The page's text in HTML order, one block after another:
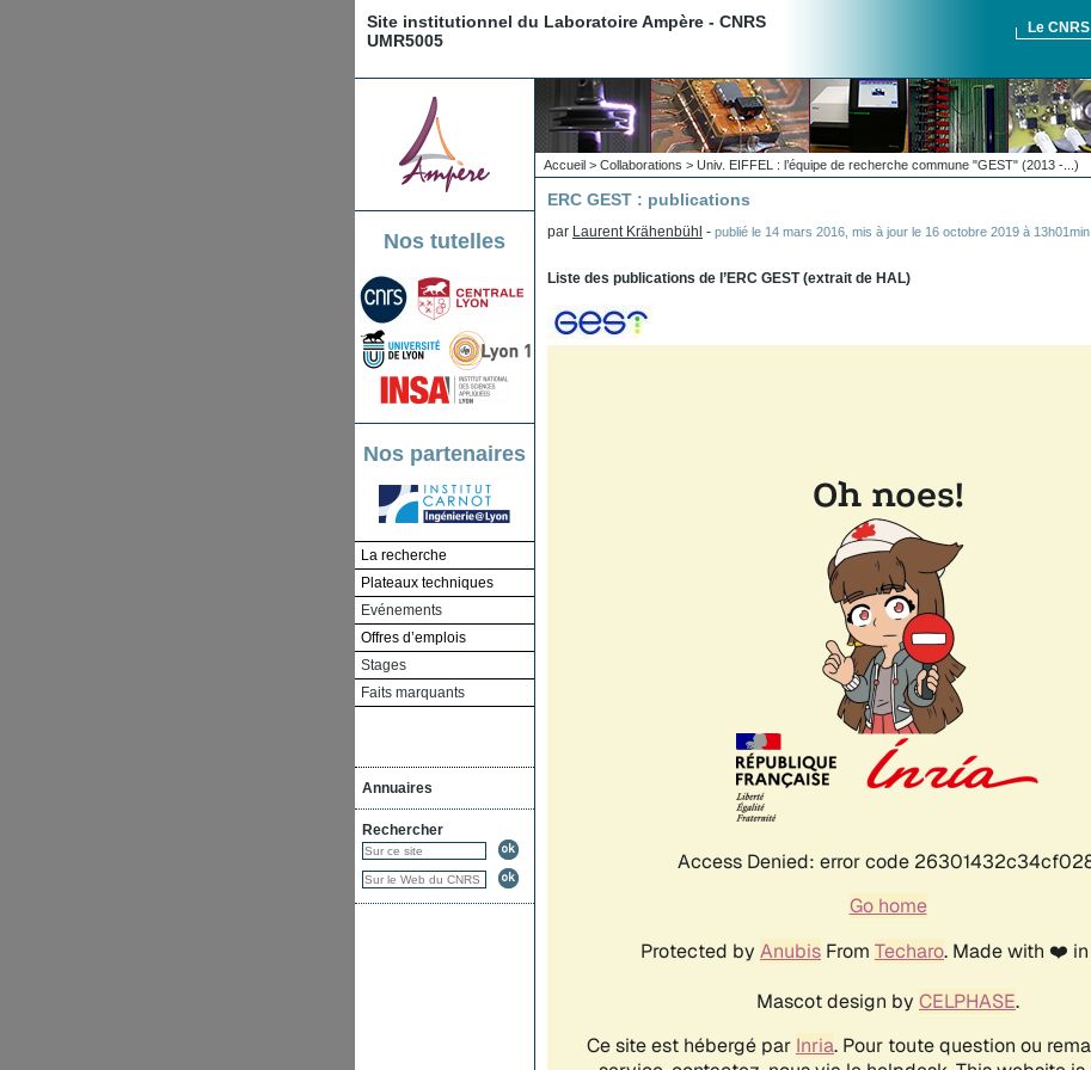
Site institutionnel du Laboratoire Ampère - CNRS
UMR5005
Le CNRS
Nos tutelles
Nos partenaires
La recherche
Plateaux techniques
Evénements
Offres d’emplois
Stages
Faits marquants
Annuaires
Rechercher
Accueil > Collaborations > Univ. EIFFEL : l’équipe de recherche commune "GEST" (2013 -...)
ERC GEST : publications
par Laurent Krähenbühl - publié le 14 mars 2016 mis à jour le 16 octobre 2019 à 13h01min
Liste des publications de l’ERC GEST (extrait de HAL)